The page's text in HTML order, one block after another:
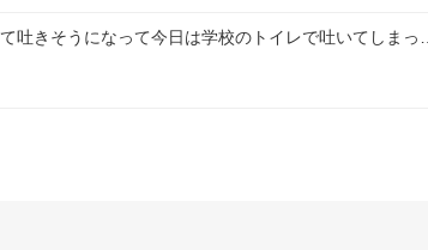
吐きそうになって今日は学校のトイレで吐いてしまっ…